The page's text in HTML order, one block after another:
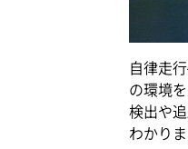
自律走
の環境
検出や
わかりま